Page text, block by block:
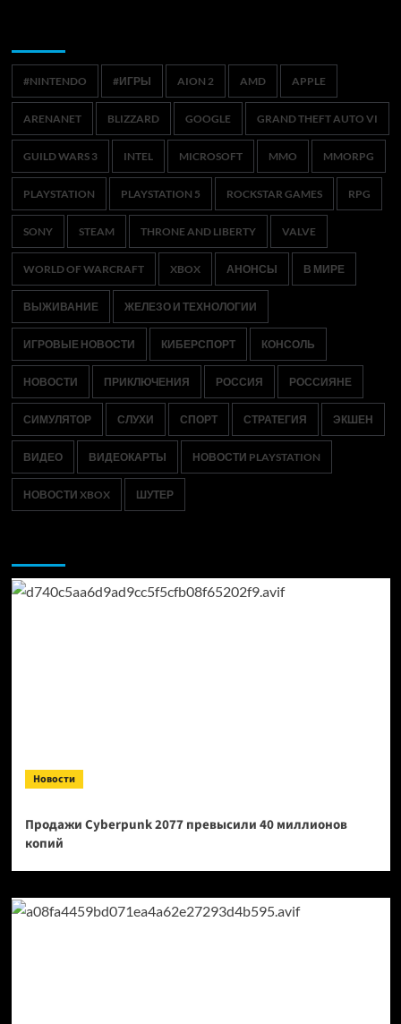
#NINTENDO #ИГРЫ AION 2 AMD APPLE
ARENANET BLIZZARD GOOGLE GRAND THEFT AUTO VI
GUILD WARS 3 INTEL MICROSOFT MMO MMORPG
PLAYSTATION PLAYSTATION 5 ROCKSTAR GAMES RPG
SONY STEAM THRONE AND LIBERTY VALVE
WORLD OF WARCRAFT XBOX АНОНСЫ В МИРЕ
ВЫЖИВАНИЕ ЖЕЛЕЗО И ТЕХНОЛОГИИ
ИГРОВЫЕ НОВОСТИ КИБЕРСПОРТ КОНСОЛЬ
НОВОСТИ ПРИКЛЮЧЕНИЯ РОССИЯ РОССИЯНЕ
СИМУЛЯТОР СЛУХИ СПОРТ СТРАТЕГИЯ ЭКШЕН
ВИДЕО ВИДЕОКАРТЫ НОВОСТИ PLAYSTATION
НОВОСТИ XBOX ШУТЕР
Новости
Продажи Cyberpunk 2077 превысили 40 миллионов
копий